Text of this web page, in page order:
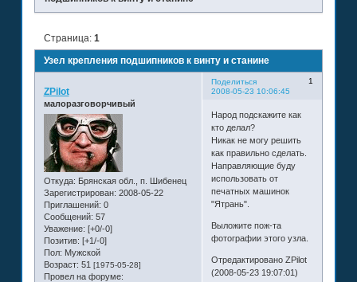
Узел крепления подшипников к винту и станине
Страница: 1
Поделиться
1
2008-05-23 10:06:45
ZPilot
малоразговорчивый
Откуда: Брянская обл., п. Шибенец
Зарегистрирован: 2008-05-22
Приглашений: 0
Сообщений: 57
Уважение: [+0/-0]
Позитив: [+1/-0]
Пол: Мужской
Возраст: 51 [1975-05-28]
Провел на форуме:
Народ подскажите как
кто делал?
Никак не могу решить
как правильно сделать.
Направляющие буду
использовать от
печатных машинок
"Ятрань".
Выложите пож-та
фотографии этого узла.
Отредактировано ZPilot
(2008-05-23 19:07:01)